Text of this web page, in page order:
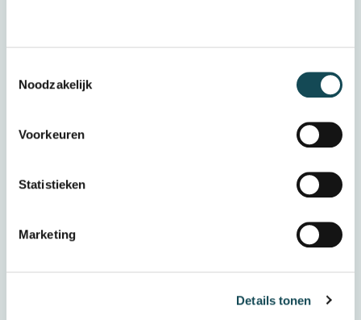
Noodzakelijk
Voorkeuren
Statistieken
Marketing
Details tonen